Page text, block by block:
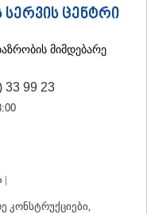
ცენტრი
მიმდებარე
33 99 23
კონსტრუქციები,